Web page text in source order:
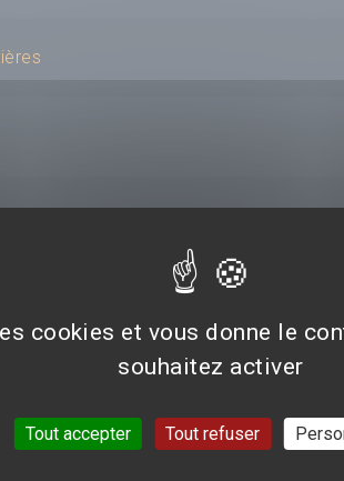
cookies et vous donne le
souhaitez activer
Tout accepter Tout refuser